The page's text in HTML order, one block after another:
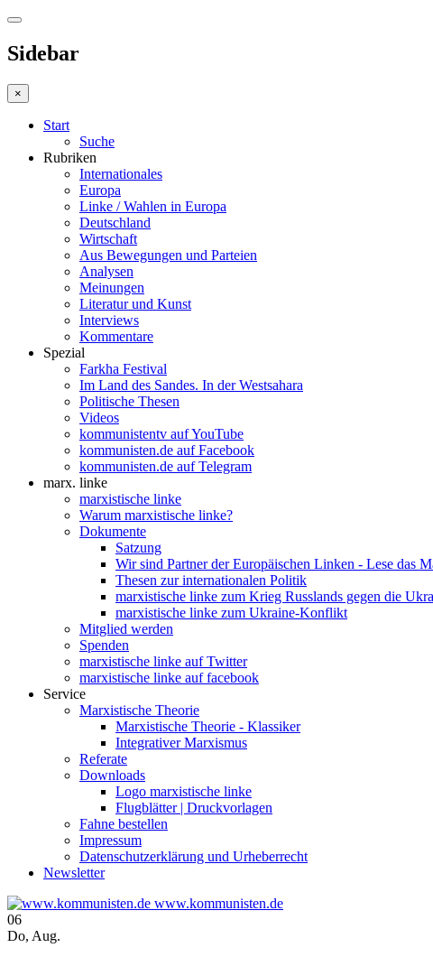
Sidebar
×
Start
Suche
Rubriken
Internationales
Europa
Linke / Wahlen in Europa
Deutschland
Wirtschaft
Aus Bewegungen und Parteien
Analysen
Meinungen
Literatur und Kunst
Interviews
Kommentare
Spezial
Farkha Festival
Im Land des Sandes. In der Westsahara
Politische Thesen
Videos
kommunistentv auf YouTube
kommunisten.de auf Facebook
kommunisten.de auf Telegram
marx. linke
marxistische linke
Warum marxistische linke?
Dokumente
Satzung
Wir sind Partner der Europäischen Linken - Lese das
Thesen zur internationalen Politik
marxistische linke zum Krieg Russlands gegen die
marxistische linke zum Ukraine-Konflikt
Mitglied werden
Spenden
marxistische linke auf Twitter
marxistische linke auf facebook
Service
Marxistische Theorie
Marxistische Theorie - Klassiker
Integrativer Marxismus
Referate
Downloads
Logo marxistische linke
Flugblätter | Druckvorlagen
Fahne bestellen
Impressum
Datenschutzerklärung und Urheberrecht
Newsletter
www.kommunisten.de
06
Do, Aug.